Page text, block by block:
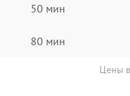
50 мин
80 мин
Цены